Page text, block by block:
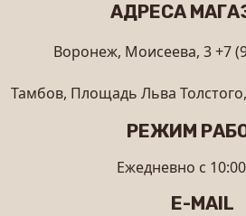
АДРЕСА
Воронеж, Моисеева, 3+7
Тамбов, Площадь Льва
РЕЖИМ
Ежедневно с
E-MAIL